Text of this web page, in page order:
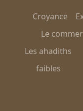
Croyance
Le
Les ahadiths
faibles